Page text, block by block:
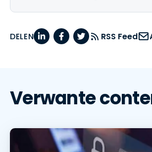
DELEN RSS Feed
Verwante